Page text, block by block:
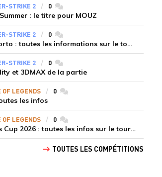
STRIKE 2 0commentaires
: le titre pour MOUZ
STRIKE 2 0commentaires
BLAST Open Porto : toutes les informations sur le tournoi
STRIKE 2 0commentaires
et 3DMAX de la partie
OF LEGENDS 0commentaires
les infos
OF LEGENDS 0commentaires
Esports Nations Cup 2026 : toutes les infos sur le tournoi
TOUTES LES COMPÉTITIONS